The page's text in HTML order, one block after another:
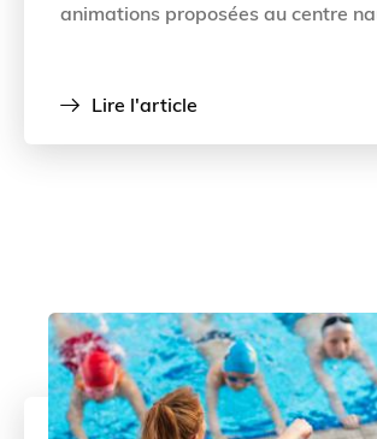
animations proposées au centre
Lire l'article